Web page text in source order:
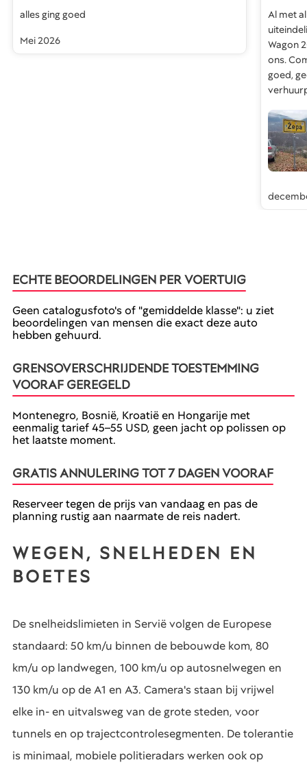
alles ging goed
Mei 2026
Al met
Wagon
ons.
goed,
ECHTE BEOORDELINGEN PER VOERTUIG
Geen catalogusfoto's of "gemiddelde klasse": u ziet
beoordelingen van mensen die exact deze auto
hebben gehuurd.
GRENSOVERSCHRIJDENDE TOESTEMMING
VOORAF GEREGELD
Montenegro, Bosnië, Kroatië en Hongarije met
eenmalig tarief 45–55 USD, geen jacht op polissen op
het laatste moment.
GRATIS ANNULERING TOT 7 DAGEN VOORAF
Reserveer tegen de prijs van vandaag en pas de
planning rustig aan naarmate de reis nadert.
WEGEN, SNELHEDEN EN
BOETES
De snelheidslimieten in Servië volgen de Europese
standaard: 50 km/u binnen de bebouwde kom, 80
km/u op landwegen, 100 km/u op autosnelwegen en
130 km/u op de A1 en A3. Camera's staan bij vrijwel
elke in- en uitvalsweg van de grote steden, voor
tunnels en op trajectcontrolesegmenten. De tolerantie
is minimaal, mobiele politieradars werken ook op